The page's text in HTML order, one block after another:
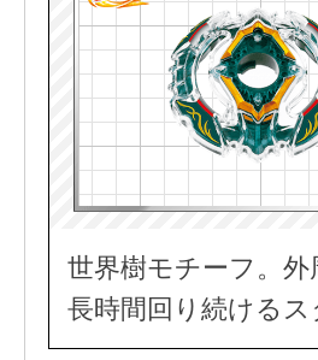
世界樹モチーフ。
長時間回り続ける